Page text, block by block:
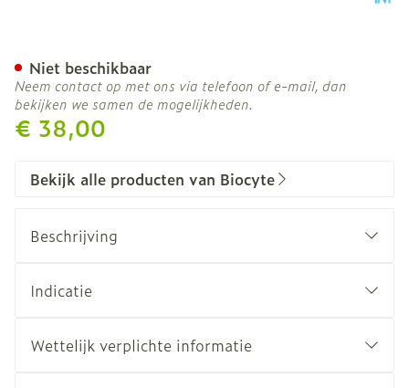
€ 38,00
Niet beschikbaar
Neem contact op met ons via telefoon of e-mail, dan
bekijken we samen de mogelijkheden.
Bekijk alle producten van Biocyte
Beschrijving
Indicatie
Wettelijk verplichte informatie